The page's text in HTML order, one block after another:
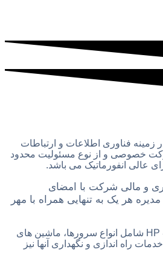
شرکت از سال ۱۳۸۹ در زمینه فناوری اطلاعات و ارتباطات
خصوصی و از نوع مسئولیت محدود
عالی انفورماتیک می باشد.
و مالی شرکت با امضای
هر یک به تنهایی همراه با مهر
علاوه بر فروش محصولات HP شامل انواع سرورها، ماشین های
راه اندازی و نگهداری آنها نیز